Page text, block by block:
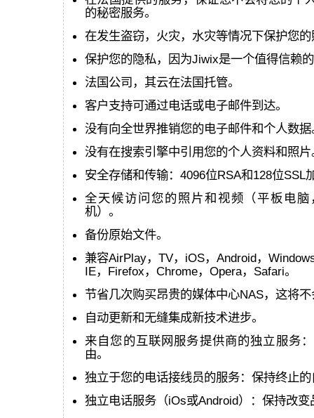
的秘密服务。
在发生盗窃，火灾，水灾等情况下保护您
保护您的隐私，因为Jiwix是一个值得信赖
法国公司，其云在法国托管。
客户支持可通过电话或电子邮件到达。
没有向全世界推销您的电子邮件和个人数据
没有在搜索引擎中引用您的个人资料和照片
安全存储和传输：4096位RSA和128位SSL
全天候访问您的照片和视频（平板电
机）。
备份原始文件。
兼容AirPlay，TV，iOS，Android，
IE，Firefox，Chrome，Opera，Safari。
节省几次购买昂贵的媒体中心NAS，这将
自动更新和无缝集成新技术进步。
来自您的互联网服务提供商的独立服务
由。
独立于您的电话接线员的服务：保持终止
独立电话服务（iOs或Android）：保持改变